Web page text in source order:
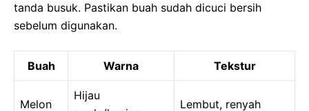
tanda busuk. Pastikan buah sudah dicuci bersih
sebelum digunakan.
Buah Warna Tekstur
Melon
Hijau
Lembut, renyah